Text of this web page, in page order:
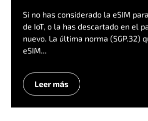
Si no has considerado la eSIM
de IoT, o la has descartado en el
nuevo. La última norma (SGP.32)
eSIM...
Leer más